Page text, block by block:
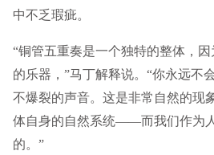
中不乏瑕疵。
“铜管五重奏是一个独特的整体，
的乐器，”马丁解释说。“你永远不
不爆裂的声音。这是非常自然的现
体自身的自然系统——而我们作为
的。”